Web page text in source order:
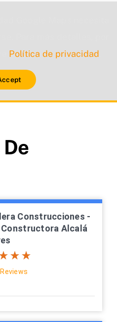
Política de privacidad
Construcciones -
Constructora Alcalá